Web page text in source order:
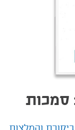
סמכות